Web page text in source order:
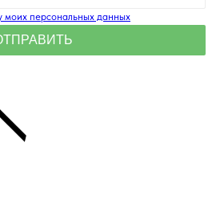
моих персональных данных